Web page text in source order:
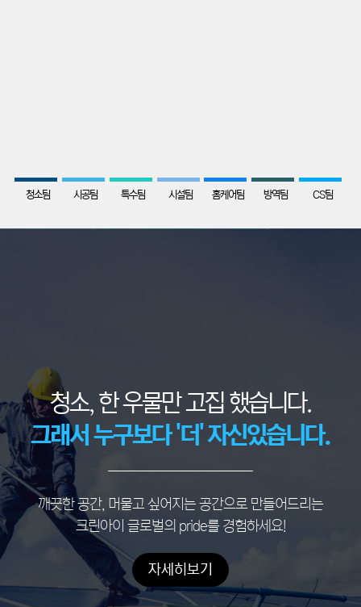
89
청소팀 68
시공팀 51
특수팀 46
시설팀 78
홈케어팀 56
방역팀 35
CS팀
청소, 한 우물만 고집 했습니다.
그래서 누구보다 '더' 자신있습니다.
깨끗한 공간, 머물고 싶어지는 공간으로 만들어드리는
크린아이 글로벌의 pride를 경험하세요!
자세히보기